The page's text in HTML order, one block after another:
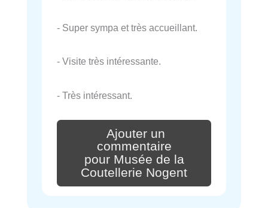
- Super sympa et très accueillant.
- Visite très intéressante.
- Très intéressant.
Ajouter un
commentaire
pour Musée de la
Coutellerie Nogent